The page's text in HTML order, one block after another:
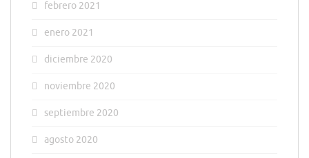
febrero 2021
enero 2021
diciembre 2020
noviembre 2020
septiembre 2020
agosto 2020